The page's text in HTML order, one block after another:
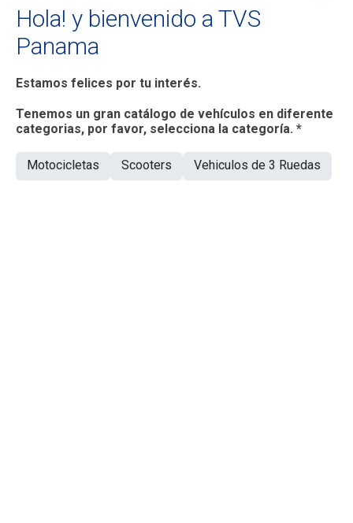
Deportiva Apache RTR 160
Un pilar en el establo de Apache y en la pista de carreras.
acumulado laureles en todo tipo de carreras y continúa
subiéndose al podio.
Hola! y bienvenido a TVS
Panama
Estamos felices por tu interés.
Tenemos un gran catálogo de vehículos en diferente
categorias, por favor, selecciona la categoría. *
Motocicletas Scooters Vehiculos de 3 Ruedas